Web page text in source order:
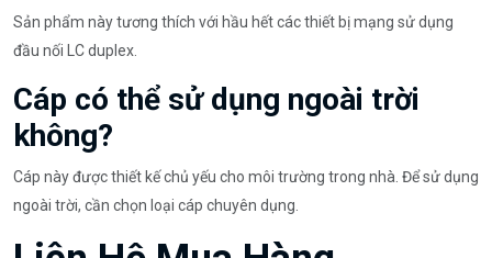
Sản phẩm này tương thích với hầu hết các thiết bị mạng sử dụng
đầu nối LC duplex.
Cáp có thể sử dụng ngoài trời
không?
Cáp này được thiết kế chủ yếu cho môi trường trong nhà. Để sử dụng
ngoài trời, cần chọn loại cáp chuyên dụng.